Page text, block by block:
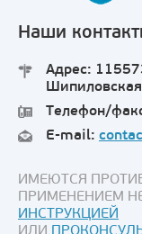
Наши
Адрес:
Шипиловская
Телефон/
E-mail:
ИМЕЮТСЯ
ПРИМЕНЕНИЕМ
ИНСТРУКЦИЕЙ
ИЛИ